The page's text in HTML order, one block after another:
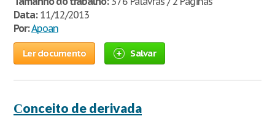
Data:11/12/2013
Por:Apoan
Ler documento Salvar
Сonceito de derivada